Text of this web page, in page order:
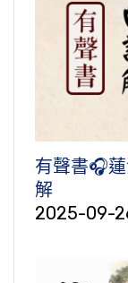
有聲書🎧
解
2025-09-